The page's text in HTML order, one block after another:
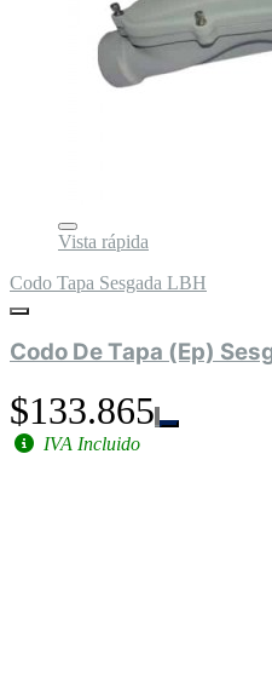
Vista rápida
Codo Tapa Sesgada LBH
Codo De Tapa (Ep)
$133.865
IVA Incluido